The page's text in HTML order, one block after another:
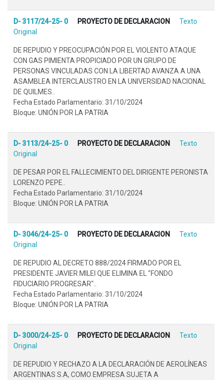
D- 3117/24-25- 0 PROYECTO DE DECLARACION
Texto
Original
DE REPUDIO Y PREOCUPACIÓN POR EL VIOLENTO ATAQUE
CON GAS PIMIENTA PROPICIADO POR UN GRUPO DE
PERSONAS VINCULADAS CON LA LIBERTAD AVANZA A UNA
ASAMBLEA INTERCLAUSTRO EN LA UNIVERSIDAD NACIONAL
DE QUILMES..
Fecha Estado Parlamentario: 31/10/2024
Bloque: UNIÓN POR LA PATRIA
D- 3113/24-25- 0 PROYECTO DE DECLARACION
Texto
Original
DE PESAR POR EL FALLECIMIENTO DEL DIRIGENTE PERONISTA
LORENZO PEPE..
Fecha Estado Parlamentario: 31/10/2024
Bloque: UNIÓN POR LA PATRIA
D- 3046/24-25- 0 PROYECTO DE DECLARACION
Texto
Original
DE REPUDIO AL DECRETO 888/2024 FIRMADO POR EL
PRESIDENTE JAVIER MILEI QUE ELIMINA EL "FONDO
FIDUCIARIO PROGRESAR"..
Fecha Estado Parlamentario: 31/10/2024
Bloque: UNIÓN POR LA PATRIA
D- 3000/24-25- 0 PROYECTO DE DECLARACION
Texto
Original
DE REPUDIO Y RECHAZO A LA DECLARACIÓN DE AEROLÍNEAS
ARGENTINAS S.A, COMO EMPRESA SUJETA A